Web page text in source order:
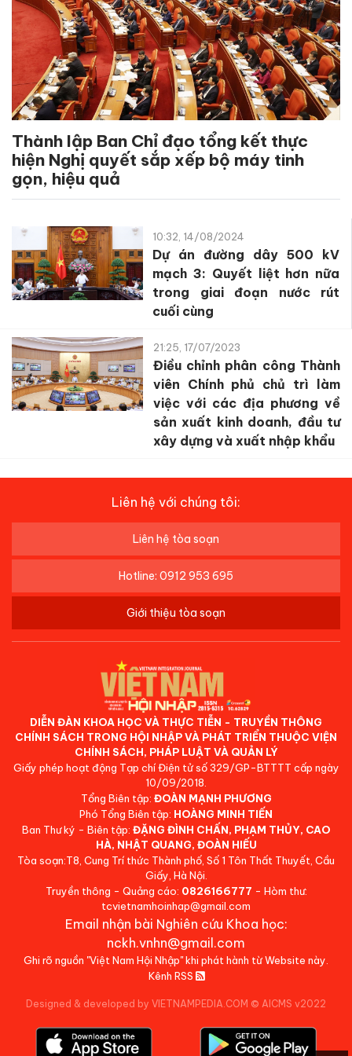
Thành lập Ban Chỉ đạo tổng kết thực
hiện Nghị quyết sắp xếp bộ máy tinh
gọn, hiệu quả
10:32, 14/08/2024
Dự án đường dây 500 kV
mạch 3: Quyết liệt hơn nữa
trong giai đoạn nước rút
cuối cùng
21:25, 17/07/2023
Điều chỉnh phân công Thành
viên Chính phủ chủ trì làm
việc với các địa phương về
sản xuất kinh doanh, đầu tư
xây dựng và xuất nhập khẩu
Liên hệ với chúng tôi:
Liên hệ tòa soạn
Hotline: 0912 953 695
Giới thiệu tòa soạn
DIỄN ĐÀN KHOA HỌC VÀ THỰC TIỄN - TRUYỀN THÔNG
CHÍNH SÁCH TRONG HỘI NHẬP VÀ PHÁT TRIỂN THUỘC VIỆN
CHÍNH SÁCH, PHÁP LUẬT VÀ QUẢN LÝ
Giấy phép hoạt động Tạp chí Điện tử số 329/GP-BTTTT cấp ngày
10/09/2018.
Tổng Biên tập: ĐOÀN MẠNH PHƯƠNG
Phó Tổng Biên tập: HOÀNG MINH TIẾN
Ban Thư ký - Biên tập: ĐẶNG ĐÌNH CHẤN, PHẠM THỦY, CAO
HÀ, NHẬT QUANG, ĐOÀN HIẾU
Tòa soạn:T8, Cung Trí thức Thành phố, Số 1 Tôn Thất Thuyết, Cầu
Giấy, Hà Nội.
Truyền thông - Quảng cáo: 0826166777 - Hòm thư:
tcvietnamhoinhap@gmail.com
Email nhận bài Nghiên cứu Khoa học:
nckh.vnhn@gmail.com
Ghi rõ nguồn "Việt Nam Hội Nhập" khi phát hành từ Website này.
Kênh RSS
Designed & developed by VIETNAMPEDIA.COM © AICMS v2022